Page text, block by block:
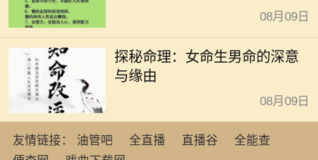
08月09日
探秘命理：女命生男命的深意
与缘由
08月09日
友情链接： 油管吧 全直播 直播谷
全能查